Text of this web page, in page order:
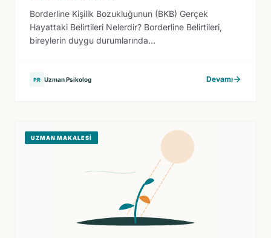
Borderline Kişilik Bozukluğunun (BKB) Gerçek
Hayattaki Belirtileri Nelerdir? Borderline Belirtileri,
bireylerin duygu durumlarında...
PR Uzman Psikolog Devamı
UZMAN MAKALESI